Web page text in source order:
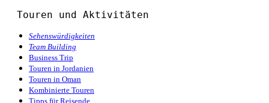
Touren und Aktivitäten
Sehenswürdigkeiten
Team Building
Business Trip
Touren in Jordanien
Touren in Oman
Kombinierte Touren
Tipps für Reisende